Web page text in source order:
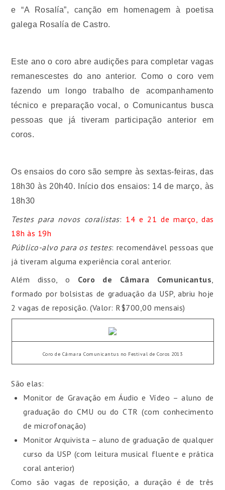
e “A Rosalía”, canção em homenagem à poetisa
galega Rosalía de Castro.
Este ano o coro abre audições para completar vagas
remanescestes do ano anterior. Como o coro vem
fazendo um longo trabalho de acompanhamento
técnico e preparação vocal, o Comunicantus busca
pessoas que já tiveram participação anterior em
coros.
Os ensaios do coro são sempre às sextas-feiras, das
18h30 às 20h40. Início dos ensaios: 14 de março, às
18h30
Testes para novos coralistas: 14 e 21 de março, das
18h às 19h
Público-alvo para os testes: recomendável pessoas que
já tiveram alguma experiência coral anterior.
Além disso, o Coro de Câmara Comunicantus,
formado por bolsistas de graduação da USP, abriu hoje
2 vagas de reposição. (Valor: R$700,00 mensais)
Coro de Câmara Comunicantus no Festival de Coros 2013
São elas:
Monitor de Gravação em Áudio e Vídeo – aluno de
graduação do CMU ou do CTR (com conhecimento
de microfonação)
Monitor Arquivista – aluno de graduação de qualquer
curso da USP (com leitura musical fluente e prática
coral anterior)
Como são vagas de reposição, a duração é de três